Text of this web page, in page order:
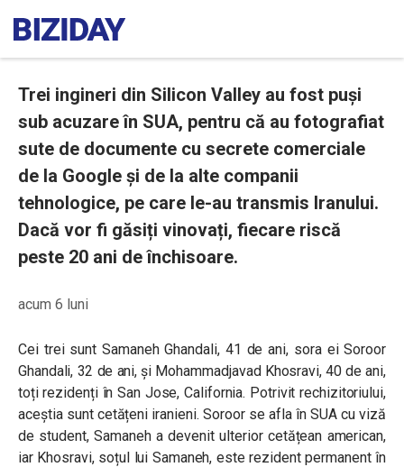
Trei ingineri din Silicon Valley au fost puși
sub acuzare în SUA, pentru că au fotografiat
sute de documente cu secrete comerciale
de la Google și de la alte companii
tehnologice, pe care le-au transmis Iranului.
Dacă vor fi găsiți vinovați, fiecare riscă
peste 20 ani de închisoare.
acum 6 luni
Cei trei sunt Samaneh Ghandali, 41 de ani, sora ei Soroor
Ghandali, 32 de ani, și Mohammadjavad Khosravi, 40 de ani,
toți rezidenți în San Jose, California. Potrivit rechizitoriului,
aceștia sunt cetățeni iranieni. Soroor se afla în SUA cu viză
de student, Samaneh a devenit ulterior cetățean american,
iar Khosravi, soțul lui Samaneh, este rezident permanent în